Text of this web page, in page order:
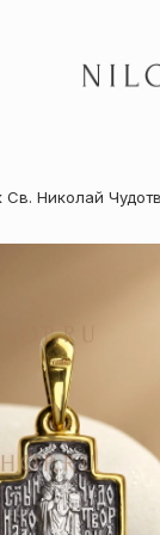
Акции
Статьи
Св. Николай